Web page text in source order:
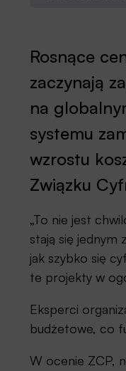
Rosnące
zaczynają
na
systemu
wzrostu
Związku
„To nie jest
stają się jednym
jak szybko się
te projekty w
Eksperci
budżetowe, co
W ocenie ZCP,